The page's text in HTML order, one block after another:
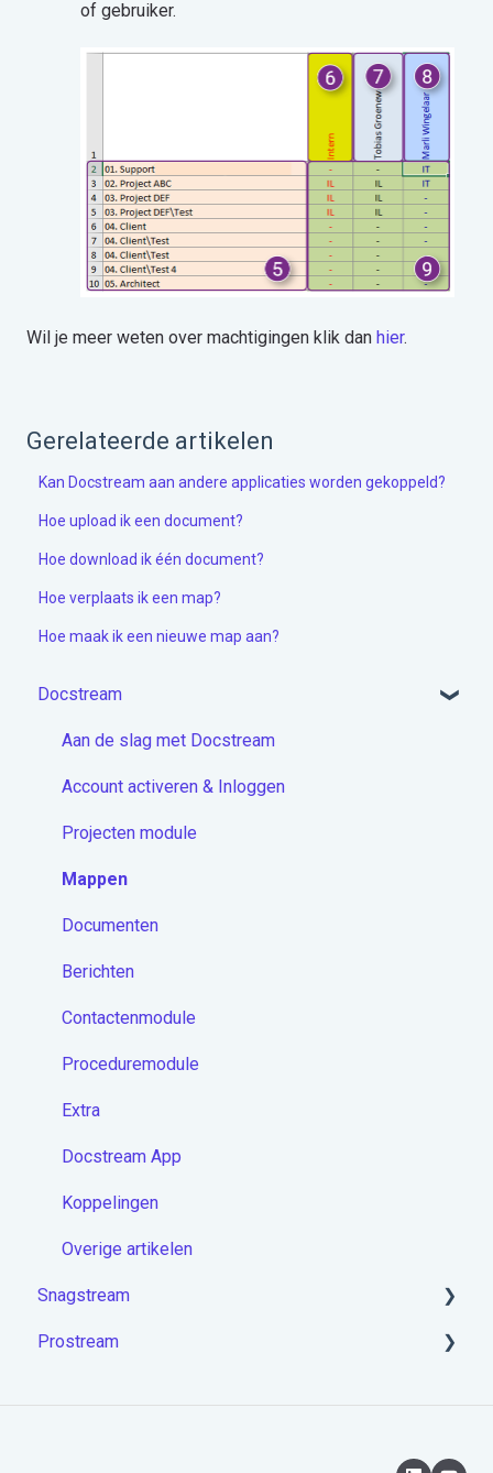
of gebruiker.
Wil je meer weten over machtigingen klik dan hier.
Gerelateerde artikelen
Kan Docstream aan andere applicaties worden gekoppeld?
Hoe upload ik een document?
Hoe download ik één document?
Hoe verplaats ik een map?
Hoe maak ik een nieuwe map aan?
Docstream
Aan de slag met Docstream
Account activeren & Inloggen
Projecten module
Mappen
Documenten
Berichten
Contactenmodule
Proceduremodule
Extra
Docstream App
Koppelingen
Overige artikelen
Snagstream
Aan de slag met Snagstream
Prostream